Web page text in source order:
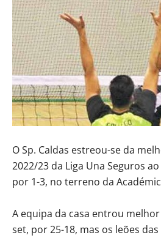
O Sp. Caldas estreou-se da
2022/23 da Liga Una Seguros
por 1-3, no terreno da
A equipa da casa entrou
set, por 25-18, mas os leões